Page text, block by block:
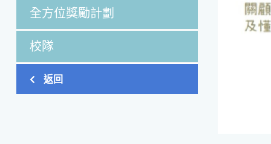
全方位獎勵計劃
校隊
返回